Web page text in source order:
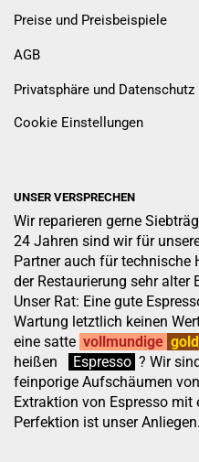
Preise und Preisbeispiele
AGB
Privatsphäre und Datenschutz
Cookie Einstellungen
UNSER VERSPRECHEN
Wir reparieren gerne
24 Jahren sind wir für
Partner auch für technische
der Restaurierung sehr alter
Unser Rat: Eine gute
Wartung letztlich keinen
eine satte vollmundige
heißen
Espresso ? Wir
feinporige Aufschäumen
Extraktion von Espresso mit
Perfektion ist unser Anliegen.